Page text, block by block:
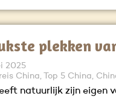
plekken
2025
China, Top 5 China,
natuurlijk zijn eigen